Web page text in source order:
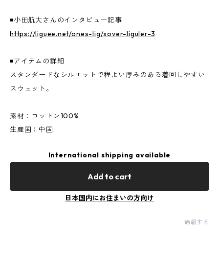
◾️小田航大さんのインタビュー記事
https://liguee.net/ones-lig/xover-liguler-3
◾️アイテムの詳細
スタンダードなシルエットで程よい厚みのある着回しやすい
スウェット。
素材：コットン100%
生産国：中国
International shipping available
Add to cart
日本国内にお住まいの方向け
通報する